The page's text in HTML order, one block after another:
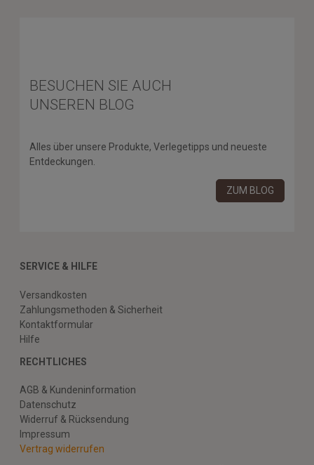
BESUCHEN SIE AUCH
UNSEREN BLOG
Alles über unsere Produkte, Verlegetipps und neueste
Entdeckungen.
ZUM BLOG
SERVICE & HILFE
Versandkosten
Zahlungsmethoden & Sicherheit
Kontaktformular
Hilfe
RECHTLICHES
AGB & Kundeninformation
Datenschutz
Widerruf & Rücksendung
Impressum
Vertrag widerrufen